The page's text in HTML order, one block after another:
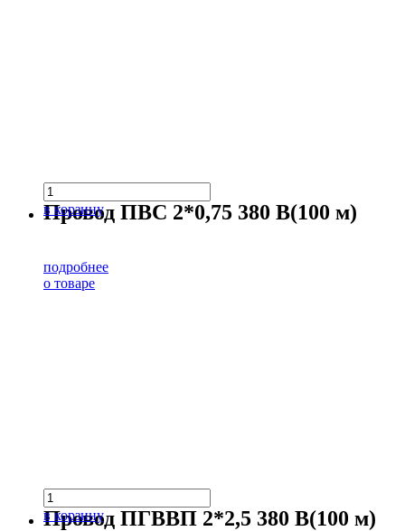
в корзину
Провод ПВС 2*0,75 380 В(100 м)
подробнее
о товаре
в корзину
Провод ПГВВП 2*2,5 380 В(100 м)